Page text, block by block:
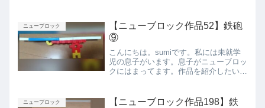
た。また紹介します。
ニューブロック
【ニューブロック作品52】鉄砲
⑨
こんにちは。sumiです。私には未就学
児の息子がいます。息子がニューブロッ
クにはまってます。作品を紹介したいと
砲⑨を紹介しました。また紹介します。
ニューブロック
【ニューブロック作品198】鉄